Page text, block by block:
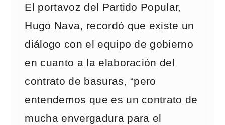
El portavoz del Partido Popular,
Hugo Nava, recordó que existe un
diálogo con el equipo de gobierno
en cuanto a la elaboración del
contrato de basuras, “pero
entendemos que es un contrato de
mucha envergadura para el